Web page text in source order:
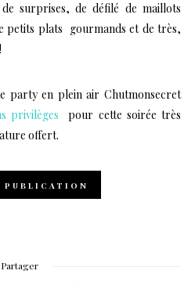
surprises, de défilé de maillots
petits plats gourmands et de très,
party en plein air Chutmonsecret
privilèges pour cette soirée très
offert.
PUBLICATION
Partager